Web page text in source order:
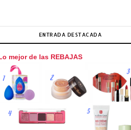
ENTRADA DESTACADA
mejor de las REBAJAS